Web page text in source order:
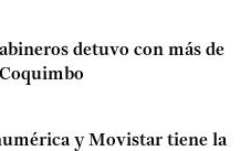
detuvo con más de
y Movistar tiene la